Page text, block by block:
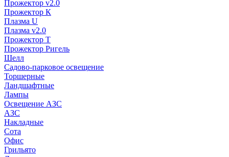
Прожектор v2.0
Прожектор К
Плазма U
Плазма v2.0
Прожектор Т
Прожектор Ригель
Шелл
Садово-парковое освещение
Торшерные
Ландшафтные
Лампы
Освещение АЗС
АЗС
Накладные
Сота
Офис
Грильято